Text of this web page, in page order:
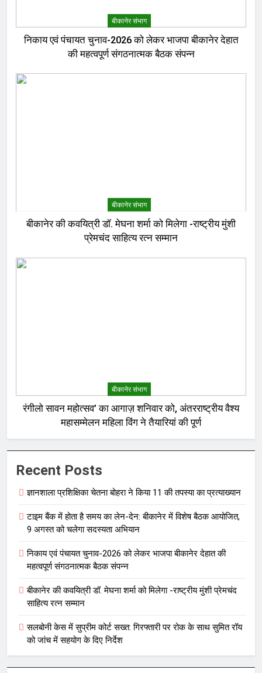
बीकानेर संभाग
निकाय एवं पंचायत चुनाव-2026 को लेकर भाजपा बीकानेर देहात
की महत्वपूर्ण संगठनात्मक बैठक संपन्न
बीकानेर संभाग
बीकानेर की कवयित्री डॉ. मेघना शर्मा को मिलेगा -राष्ट्रीय मुंशी
प्रेमचंद साहित्य रत्न सम्मान
बीकानेर संभाग
रंगीलो सावन महोत्सव’ का आगाज़ शनिवार को, अंतरराष्ट्रीय वैश्य
महासम्मेलन महिला विंग ने तैयारियां की पूर्ण
Recent Posts
ज्ञानशाला प्रशिक्षिका चेतना बोहरा ने किया 11 की तपस्या का प्रत्याख्यान
टाइम बैंक में होता है समय का लेन-देन: बीकानेर में विशेष बैठक आयोजित,
9 अगस्त को चलेगा सदस्यता अभियान
निकाय एवं पंचायत चुनाव-2026 को लेकर भाजपा बीकानेर देहात की
महत्वपूर्ण संगठनात्मक बैठक संपन्न
बीकानेर की कवयित्री डॉ. मेघना शर्मा को मिलेगा -राष्ट्रीय मुंशी प्रेमचंद
साहित्य रत्न सम्मान
सलबोनी केस में सुप्रीम कोर्ट सख्त: गिरफ्तारी पर रोक के साथ सुमित रॉय
को जांच में सहयोग के दिए निर्देश